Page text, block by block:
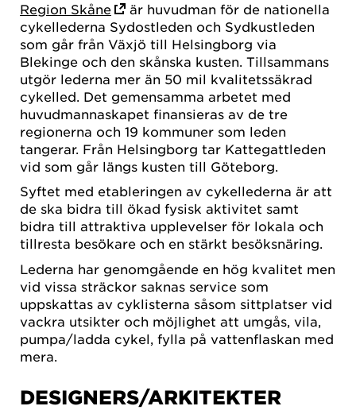
Region Skåne
är huvudman för de nationella
cykellederna Sydostleden och Sydkustleden
som går från Växjö till Helsingborg via
Blekinge och den skånska kusten. Tillsammans
utgör lederna mer än 50 mil kvalitetssäkrad
cykelled. Det gemensamma arbetet med
huvudmannaskapet finansieras av de tre
regionerna och 19 kommuner som leden
tangerar. Från Helsingborg tar Kattegattleden
vid som går längs kusten till Göteborg.
Syftet med etableringen av cykellederna är att
de ska bidra till ökad fysisk aktivitet samt
bidra till attraktiva upplevelser för lokala och
tillresta besökare och en stärkt besöksnäring.
Lederna har genomgående en hög kvalitet men
vid vissa sträckor saknas service som
uppskattas av cyklisterna såsom sittplatser vid
vackra utsikter och möjlighet att umgås, vila,
pumpa/ladda cykel, fylla på vattenflaskan med
mera.
DESIGNERS/ARKITEKTER